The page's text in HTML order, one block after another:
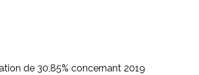
de 30,85% concernant 2019